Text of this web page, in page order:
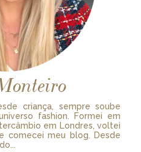
criança, sempre soube
fashion. Formei em
em Londres, voltei
comecei meu blog. Desde